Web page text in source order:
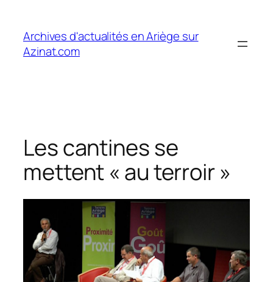
contenu
Archives d'actualités en Ariège sur
Azinat.com
Les cantines se
mettent « au terroir »